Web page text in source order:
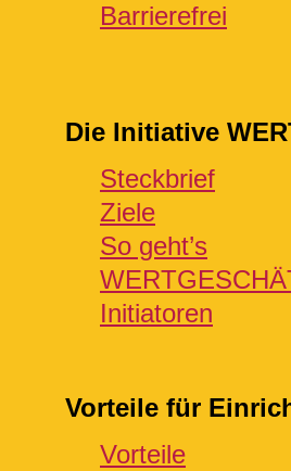
Barrierefrei
Die Initiative
Steckbrief
Ziele
So geht’s
Initiatoren
Vorteile für
Vorteile